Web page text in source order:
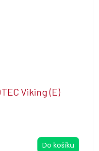
Viking (E)
Do košíku